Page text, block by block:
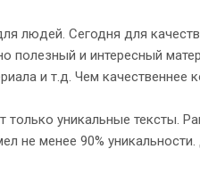
людей. Сегодня для
полезный и интересный
и т.д. Чем качественнее
только уникальные тексты.
не менее 90%